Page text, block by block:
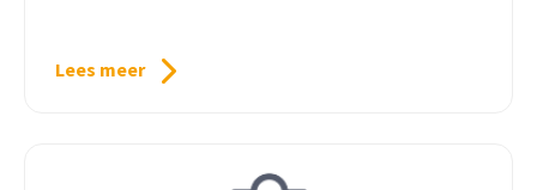
Lees meer